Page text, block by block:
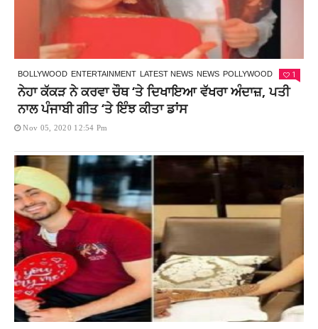
BOLLYWOOD ENTERTAINMENT LATEST NEWS NEWS POLLYWOOD 1
ਨੇਹਾ ਕੱਕੜ ਨੇ ਕਰਵਾ ਚੌਥ ‘ਤੇ ਦਿਖਾਇਆ ਵੱਖਰਾ ਅੰਦਾਜ਼, ਪਤੀ
ਨਾਲ ਪੰਜਾਬੀ ਗੀਤ ‘ਤੇ ਇੰਝ ਕੀਤਾ ਡਾਂਸ
Nov 05, 2020 12:54 Pm